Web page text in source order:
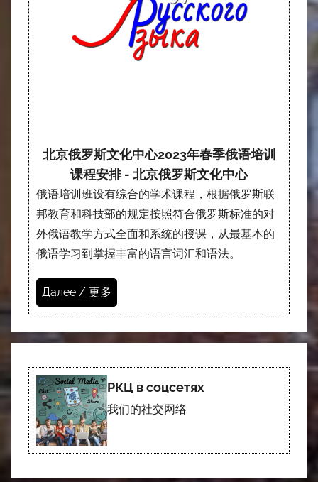
北京俄罗斯文化中心2023年春季俄语培训
课程安排 - 北京俄罗斯文化中心
俄语培训班设有综合的学术课程，根据俄罗斯联
邦教育和科技部的规定按照符合俄罗斯标准的对
外俄语教学方式全面和系统的授课，从最基本的
俄语学习到掌握丰富的语言词汇和语法。
Далее / 更多
РКЦ в соцсетях
我们的社交网络